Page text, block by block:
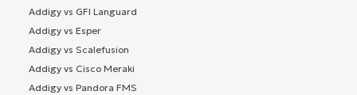
Addigy vs GFI Languard
Addigy vs Esper
Addigy vs Scalefusion
Addigy vs Cisco Meraki
Addigy vs Pandora FMS